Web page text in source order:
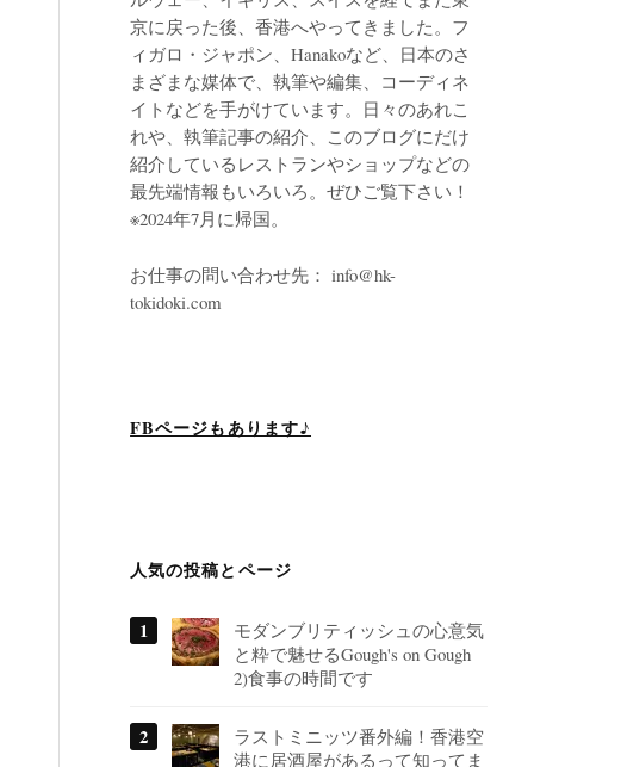
京に戻った後、香港へやってきました。フ
ィガロ・ジャポン、Hanakoなど、日本のさ
まざまな媒体で、執筆や編集、コーディネ
イトなどを手がけています。日々のあれこ
れや、執筆記事の紹介、このブログにだけ
紹介しているレストランやショップなどの
最先端情報もいろいろ。ぜひご覧下さい！
※2024年7月に帰国。
お仕事の問い合わせ先： info@hk-
tokidoki.com
FBページもあります♪
人気の投稿とページ
モダンブリティッシュの心意気
と粋で魅せるGough's on Gough
2)食事の時間です
ラストミニッツ番外編！香港空
港に居酒屋があるって知ってま